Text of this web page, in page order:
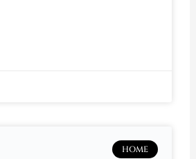
HOME